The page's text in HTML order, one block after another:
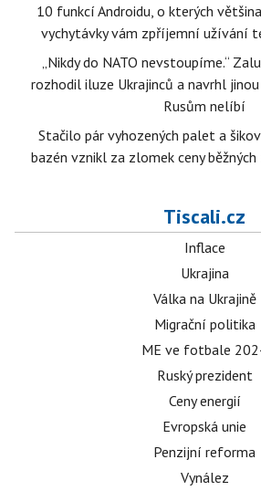
10 funkcí Androidu, o kterých
vychytávky vám zpříjemní užívání
„Nikdy do NATO nevstoupíme.“
rozhodil iluze Ukrajinců a navrhl
Rusům nelíbí
Stačilo pár vyhozených palet a
bazén vznikl za zlomek ceny
Tiscali.cz
Inflace
Ukrajina
Válka na Ukrajině
Migrační politika
ME ve fotbale
Ruský prezident
Ceny energií
Evropská unie
Penzijní reforma
Vynález